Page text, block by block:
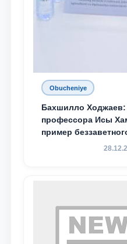
Obucheniye
Бахшилло
профессора Исы
пример
Родине и